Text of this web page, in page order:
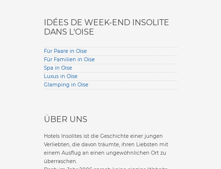
IDÉES DE WEEK-END INSOLITE
DANS L'OISE
Für Paare in Oise
Für Familien in Oise
Spa in Oise
Luxus in Oise
Glamping in Oise
ÜBER UNS
Hotels Insolites ist die Geschichte einer jungen
Verliebten, die davon träumte, ihren Liebsten mit
einem Ausflug an einen ungewöhnlichen Ort zu
überraschen.